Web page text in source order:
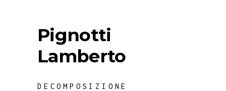
Pignotti
Lamberto
DECOMPOSIZIONE